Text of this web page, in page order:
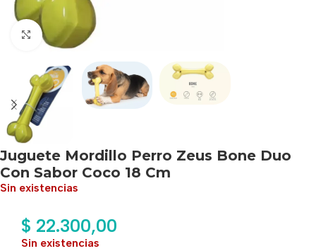
Haga clic para ampliar
Juguete Mordillo Perro Zeus Bone Duo
Con Sabor Coco 18 Cm
Sin existencias
$ 22.300,00
Sin existencias